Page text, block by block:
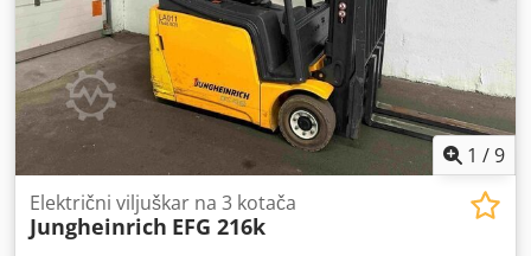
radno svjetlo straga, radno svjetlo sprijeda, puni slobodni
hod, CE certifikat, sigurnosno svjetlo, 3 kotača, sjedalo,
dvostruka papučica, upravljanje križnim polugama, Blue
Spot sprijeda i straga
1 /9
Električni viljuškar na 3 kotača
Jungheinrich EFG 216k